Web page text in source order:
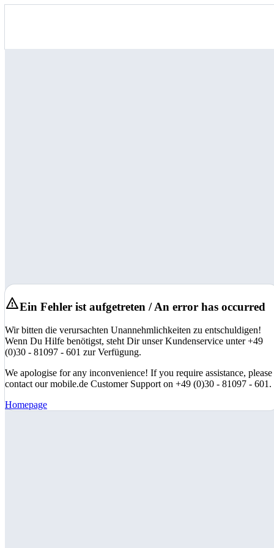
Ein Fehler ist aufgetreten / An error has occurred
Wir bitten die verursachten Unannehmlichkeiten zu entschuldigen!
Wenn Du Hilfe benötigst, steht Dir unser Kundenservice unter +49
(0)30 - 81097 - 601 zur Verfügung.
We apologise for any inconvenience! If you require assistance, please
contact our mobile.de Customer Support on +49 (0)30 - 81097 - 601.
Homepage